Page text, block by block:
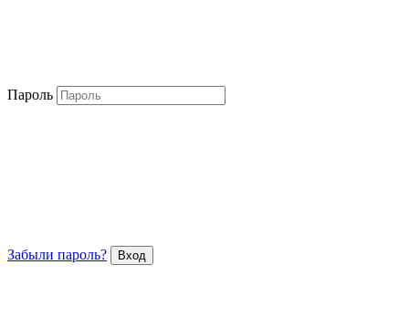
Пароль
Забыли пароль?